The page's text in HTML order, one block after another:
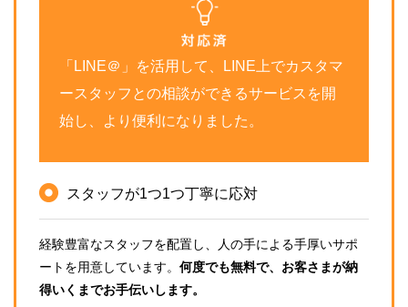
「LINE＠」を活用して、LINE上でカスタマ
ースタッフとの相談ができるサービスを開
始し、より便利になりました。
スタッフが1つ1つ丁寧に応対
経験豊富なスタッフを配置し、人の手による手厚いサポ
ートを用意しています。 何度でも無料で、お客さまが納
得いくまでお手伝いします。